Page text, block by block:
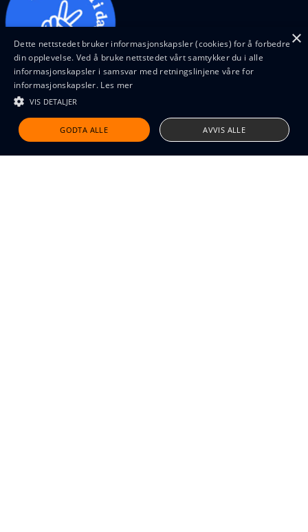
Design and code by Feed
×
Dette nettstedet bruker informasjonskapsler (cookies) for å forbedre
din opplevelse. Ved å bruke nettstedet vårt samtykker du i alle
informasjonskapsler i samsvar med retningslinjene våre for
informasjonskapsler. Les mer
VIS DETALJER
GODTA ALLE AVVIS ALLE